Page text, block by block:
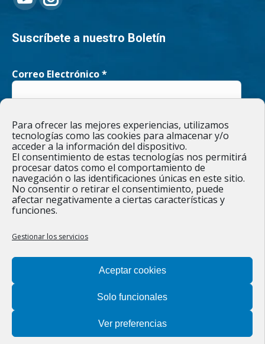
Para ofrecer las mejores experiencias, utilizamos
tecnologías como las cookies para almacenar y/o
acceder a la información del dispositivo.
El consentimiento de estas tecnologías nos permitirá
procesar datos como el comportamiento de
navegación o las identificaciones únicas en este sitio.
No consentir o retirar el consentimiento, puede
afectar negativamente a ciertas características y
funciones.
Gestionar los servicios
Aceptar cookies
Solo funcionales
Ver preferencias
YouTube
page
in
window
Instagram
page
in
window
Suscríbete a nuestro Boletín
Correo Electrónico*
He leído y acepto laPolítica de privacidad
Responsable » Ayuntamiento de Figueruelas / Finalidad » enviarte
nuestras publicaciones y noticias. / Legitimación » tu
consentimiento. / Destinatarios » solo se realizan cesiones si
existe una obligación legal. / Derechos » podrás ejercer tus
como se indica en laPolítica de privacidad
©2022 Ayuntamiento de Figueruelas |Política de privacidad y